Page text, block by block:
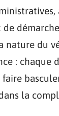
nature du
: chaque
la